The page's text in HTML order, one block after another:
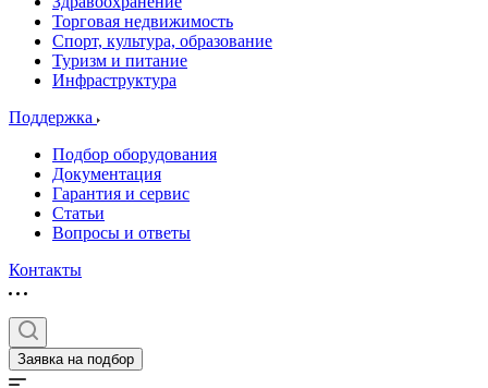
Торговая недвижимость
Спорт, культура, образование
Туризм и питание
Инфраструктура
Поддержка
Подбор оборудования
Документация
Гарантия и сервис
Статьи
Вопросы и ответы
Контакты
Заявка на подбор